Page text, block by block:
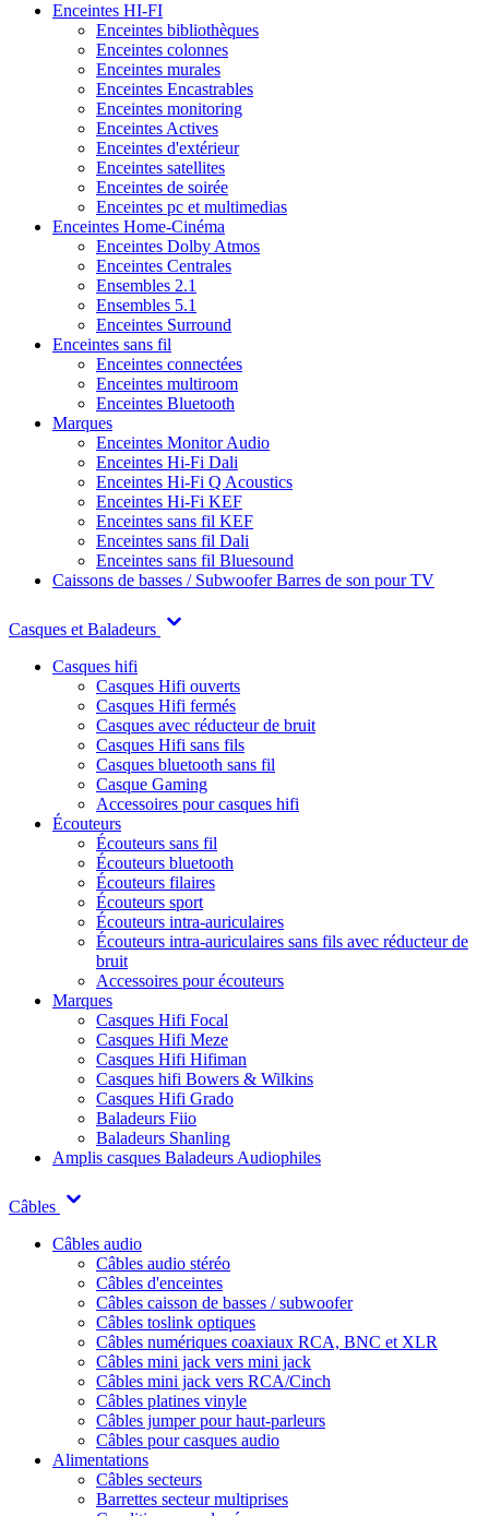
Enceintes HI-FI
Enceintes bibliothèques
Enceintes colonnes
Enceintes murales
Enceintes Encastrables
Enceintes monitoring
Enceintes Actives
Enceintes d'extérieur
Enceintes satellites
Enceintes de soirée
Enceintes pc et multimedias
Enceintes Home-Cinéma
Enceintes Dolby Atmos
Enceintes Centrales
Ensembles 2.1
Ensembles 5.1
Enceintes Surround
Enceintes sans fil
Enceintes connectées
Enceintes multiroom
Enceintes Bluetooth
Marques
Enceintes Monitor Audio
Enceintes Hi-Fi Dali
Enceintes Hi-Fi Q Acoustics
Enceintes Hi-Fi KEF
Enceintes sans fil KEF
Enceintes sans fil Dali
Enceintes sans fil Bluesound
Caissons de basses / SubwooferBarres de son pour TV
Casques et Baladeurs
Casques hifi
Casques Hifi ouverts
Casques Hifi fermés
Casques avec réducteur de bruit
Casques Hifi sans fils
Casques bluetooth sans fil
Casque Gaming
Accessoires pour casques hifi
Écouteurs
Écouteurs sans fil
Écouteurs bluetooth
Écouteurs filaires
Écouteurs sport
Écouteurs intra-auriculaires
Écouteurs intra-auriculaires sans fils avec réducteur de
bruit
Accessoires pour écouteurs
Marques
Casques Hifi Focal
Casques Hifi Meze
Casques Hifi Hifiman
Casques hifi Bowers & Wilkins
Casques Hifi Grado
Baladeurs Fiio
Baladeurs Shanling
Amplis casques Baladeurs Audiophiles
Câbles
Câbles audio
Câbles audio stéréo
Câbles d'enceintes
Câbles caisson de basses / subwoofer
Câbles toslink optiques
Câbles numériques coaxiaux RCA, BNC et XLR
Câbles mini jack vers mini jack
Câbles mini jack vers RCA/Cinch
Câbles platines vinyle
Câbles jumper pour haut-parleurs
Câbles pour casques audio
Alimentations
Câbles secteurs
Barrettes secteur multiprises